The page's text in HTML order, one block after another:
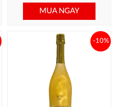
MUA NGAY
-10%